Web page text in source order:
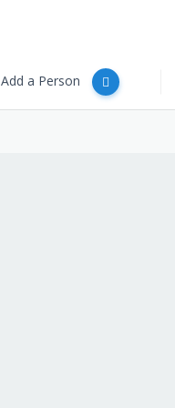
Add a Person